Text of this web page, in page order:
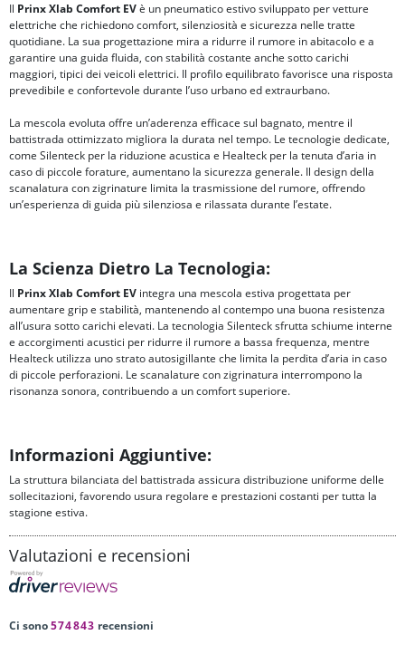
Il Prinx Xlab Comfort EVè un pneumatico estivo sviluppato per vetture
elettriche che richiedono comfort, silenziosità e sicurezza nelle tratte
quotidiane. La sua progettazione mira a ridurre il rumore in abitacolo e a
garantire una guida fluida, con stabilità costante anche sotto carichi
maggiori, tipici dei veicoli elettrici. Il profilo equilibrato favorisce una risposta
prevedibile e confortevole durante l’uso urbano ed extraurbano.
La mescola evoluta offre un’aderenza efficace sul bagnato, mentre il
battistrada ottimizzato migliora la durata nel tempo. Le tecnologie dedicate,
come Silenteck per la riduzione acustica e Healteck per la tenuta d’aria in
caso di piccole forature, aumentano la sicurezza generale. Il design della
scanalatura con zigrinature limita la trasmissione del rumore, offrendo
un’esperienza di guida più silenziosa e rilassata durante l’estate.
La Scienza Dietro La Tecnologia:
Il Prinx Xlab Comfort EV integra una mescola estiva progettata per
aumentare grip e stabilità, mantenendo al contempo una buona resistenza
all’usura sotto carichi elevati. La tecnologia Silenteck sfrutta schiume interne
e accorgimenti acustici per ridurre il rumore a bassa frequenza, mentre
Healteck utilizza uno strato autosigillante che limita la perdita d’aria in caso
di piccole perforazioni. Le scanalature con zigrinatura interrompono la
risonanza sonora, contribuendo a un comfort superiore.
Informazioni Aggiuntive:
La struttura bilanciata del battistrada assicura distribuzione uniforme delle
sollecitazioni, favorendo usura regolare e prestazioni costanti per tutta la
stagione estiva.
Valutazioni e recensioni
Ci sono574843 recensioni